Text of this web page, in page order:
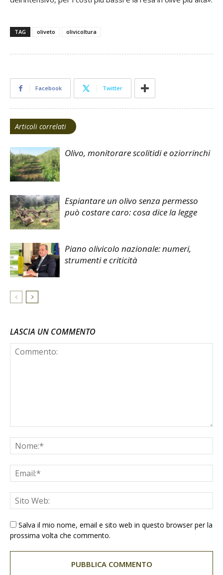
TAG oliveto olivicoltura
Facebook Twitter
Articoli correlati
Olivo, monitorare scolitidi e oziorrinchi
Espiantare un olivo senza permesso
può costare caro: cosa dice la legge
Piano olivicolo nazionale: numeri,
strumenti e criticità
LASCIA UN COMMENTO
Salva il mio nome, email e sito web in questo browser per la
prossima volta che commento.